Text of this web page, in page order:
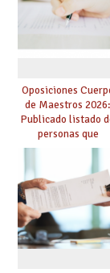
de adjudicación
Oposiciones
de Maestros 2026:
Publicado listado
personas que
adquieren nueva
especialidad